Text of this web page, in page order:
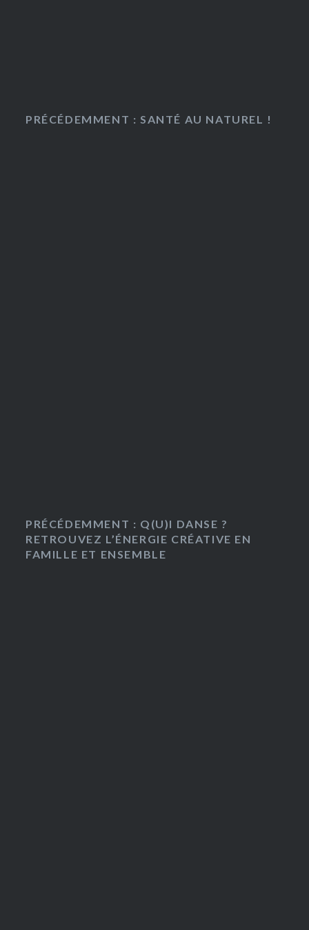
PRÉCÉDEMMENT : SANTÉ AU NATUREL !
PRÉCÉDEMMENT : Q(U)I DANSE ?
RETROUVEZ L’ÉNERGIE CRÉATIVE EN
FAMILLE ET ENSEMBLE